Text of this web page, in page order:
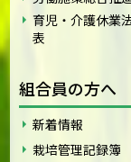
育児・介護休業
表
組合員の方へ
新着情報
栽培管理記録簿